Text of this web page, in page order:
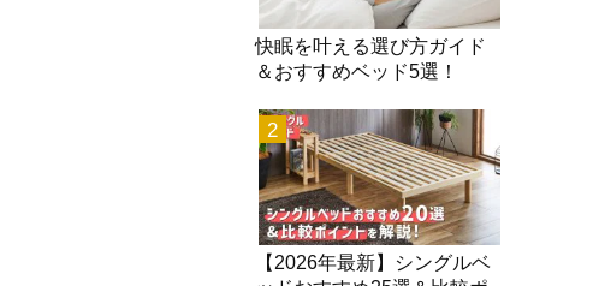
快眠を叶える選び方ガイド
＆おすすめベッド5選！
2
【2026年最新】シングルベ